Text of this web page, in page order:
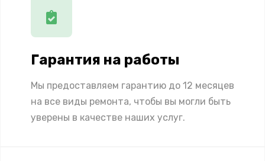
Гарантия на работы
Мы предоставляем гарантию до 12 месяцев
на все виды ремонта, чтобы вы могли быть
уверены в качестве наших услуг.